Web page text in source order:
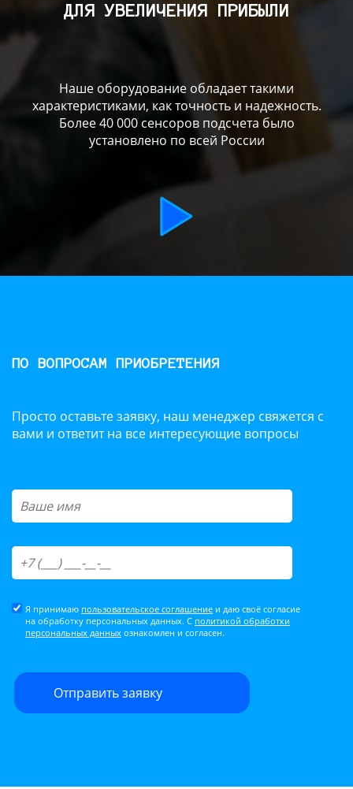
ДЛЯ УВЕЛИЧЕНИЯ ПРИБЫЛИ
Наше оборудование обладает такими
характеристиками, как точность и надежность.
Более 40 000 сенсоров подсчета было
установлено по всей России
ПО ВОПРОСАМ ПРИОБРЕТЕНИЯ
Просто оставьте заявку, наш менеджер свяжется с
вами и ответит на все интересующие вопросы
Я принимаю пользовательское соглашение и даю своё согласие
на обработку персональных данных. С политикой обработки
персональных данных ознакомлен и согласен.